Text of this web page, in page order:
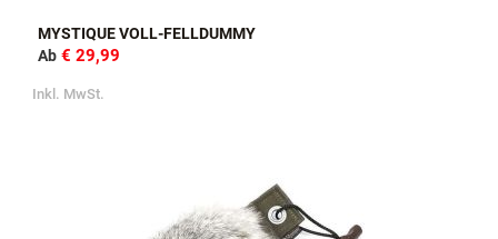
MYSTIQUE VOLL-FELLDUMMY
Ab € 29,99
Inkl. MwSt.